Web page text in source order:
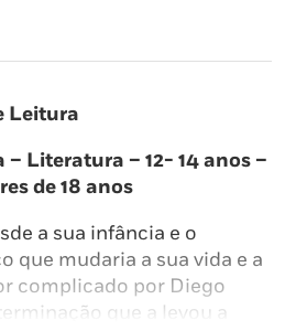
Leitura
– Literatura – 12- 14 anos –
de 18 anos
a sua infância e o
que mudaria a sua vida e a
complicado por Diego
que a levou a